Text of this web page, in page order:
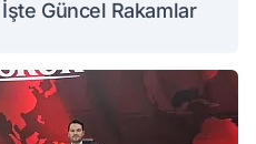
Güncel Rakamlar